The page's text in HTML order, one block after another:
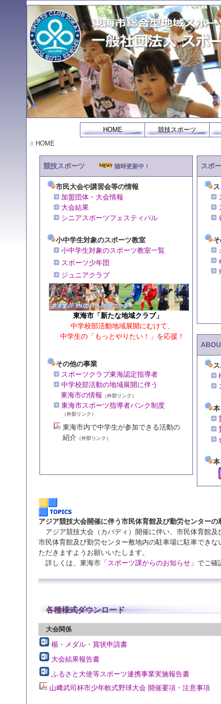
HOME
競技スポーツ
HOME
競技スポーツ 随時更新中！
市民大会や講習会等の情報
加盟団体・大会情報
大会結果
シニアスポーツフェスティバル
小中学生対象のスポーツ教室
小中学生対象のスポーツ教室一覧
スポーツ少年団
ジュニアクラブ
東海市「新たな地域クラブ」
中学校部活動地域展開にむけて、
中学生の「もっとやりたい！」を応援！
その他の事業
スポーツクラブ東海認定指導者
中学校部活動の地域展開に伴う
東海市の情報 （外部リンク）
東海市スポーツ指導者バンク制度
（外部リンク）
東海市内で中学生が参加できる活動の
紹介 （外部リンク）
ス
アジア競技大会開催に伴う市民体育館及び勤労センターの
アジア競技大会（カバディ）開催に伴い、市民体育館及
市民体育館及び勤労センター敷地内の駐車場に駐車でき
ただきますようお願いいたします。
詳しくは、東海市「スポーツ課からのお知らせ」 でご確
各種様式ダウンロード
大会関係
楯・メダル・賞状申請書
大会結果報告書
ふるさと大使等スポーツ連携事業実施報告書
山﨑武司杯市少年軟式野球大会 開催要項・注意事項